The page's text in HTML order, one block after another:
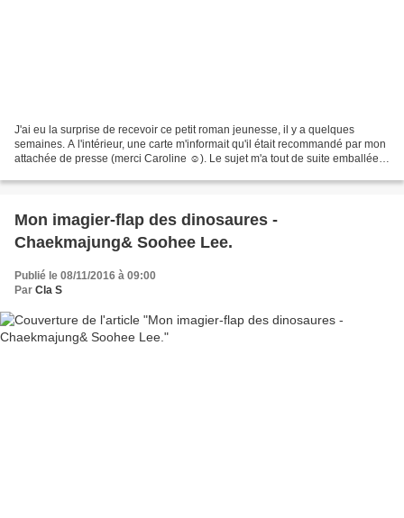
J'ai eu la surprise de recevoir ce petit roman jeunesse, il y a quelques
semaines. A l'intérieur, une carte m'informait qu'il était recommandé par mon
attachée de presse (merci Caroline ☺). Le sujet m'a tout de suite emballée,
Mon imagier-flap des dinosaures -
Chaekmajung& Soohee Lee.
Publié le 08/11/2016 à 09:00
Par Cla S